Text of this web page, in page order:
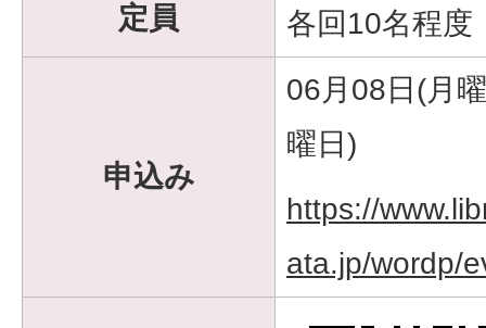
定員 各回10名程度
申込み
06月08日(月
曜日)
https://
ata.jp/wordp/